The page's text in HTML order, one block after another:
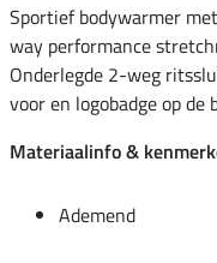
Sportief bodywarmer
way performance
Onderlegde 2-weg
voor en logobadge op de
Materiaalinfo &
Ademend